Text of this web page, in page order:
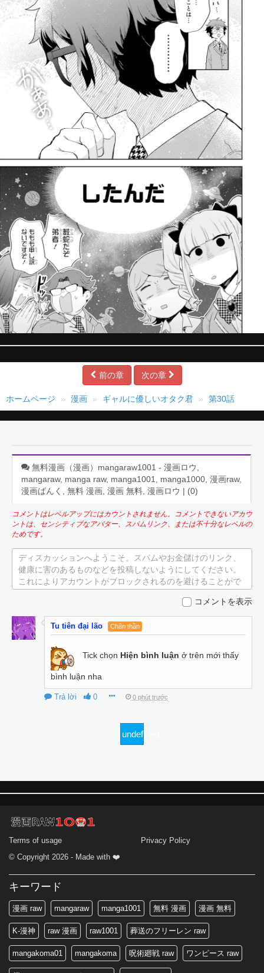
前の章 次の章
ホームページ 漫画 ギャルに優しいオタク君 第30話
無料漫画（漫画）mangaraw1001 - 漫画ロウ,
mangaraw, manga raw, manga1001, manga1000, 漫画raw,
漫画ばんく, 無料 漫画, 漫画 無料, 漫画ロウ | (0)
コメントはレベルアップにはカウントされません。コメントできないアカウ
ントは、センシティブなアバター、スパムリンク、または不十分なレベルの
ためです。
ディスカッションへようこそ。スパムやお金儲けのリンク、
健康に害のあるものなどを投稿しないようにしてください。
これによりアカウントがブロックされるのを避けることがで
コメントを表示
Tu tiên đại lão Chân thần
Tick chọn Hiện bình luận ở trên mới thấy
bình luận nha
Trả lời 0 0 phút trước
undefined
Terms of usage
Privacy Policy
© Copyright 2026 - Made with ❤️
キーワード
漫画 raw mangaraw manga1001 無料 漫画 漫画 無料
K-漫神 raw 漫画 raw1001 葬送のフリーレン raw
mangakoma01 mangakoma 呪術廻戦 raw ワンピース raw